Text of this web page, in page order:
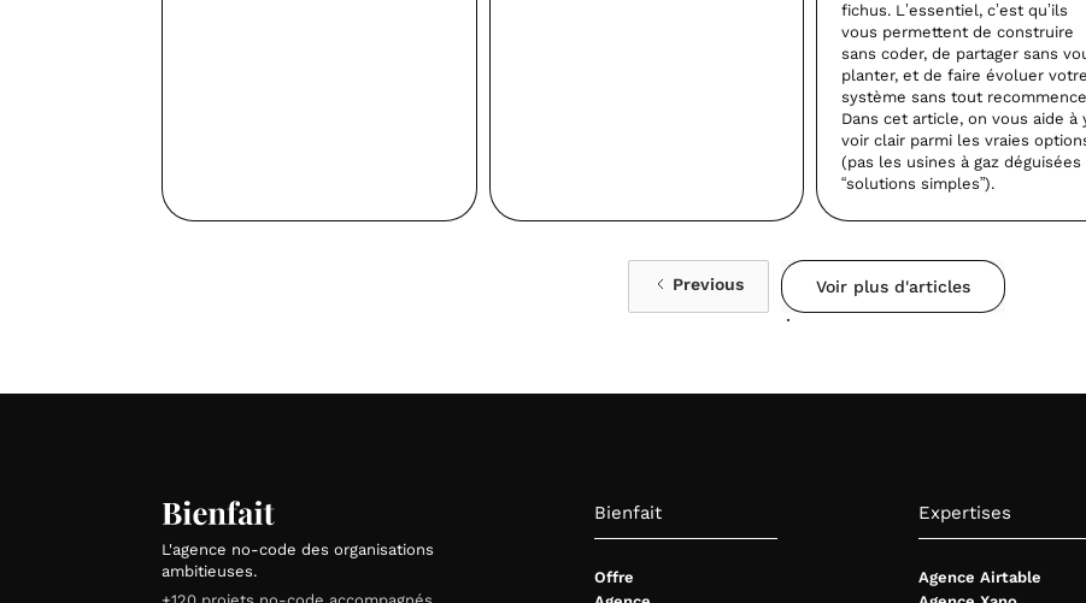
fichus. L’essentiel, c’est qu’ils
vous permettent de construire
sans coder, de partager sans
planter, et de faire évoluer votre
système sans tout
Dans cet article, on vous aide à
voir clair parmi les vraies
(pas les usines à gaz déguisées
“solutions simples”).
Previous Voir plus d'articles
L'agence no-code des organisations
ambitieuses.
Expertises
Agence Airtable
Bienfait
Offre